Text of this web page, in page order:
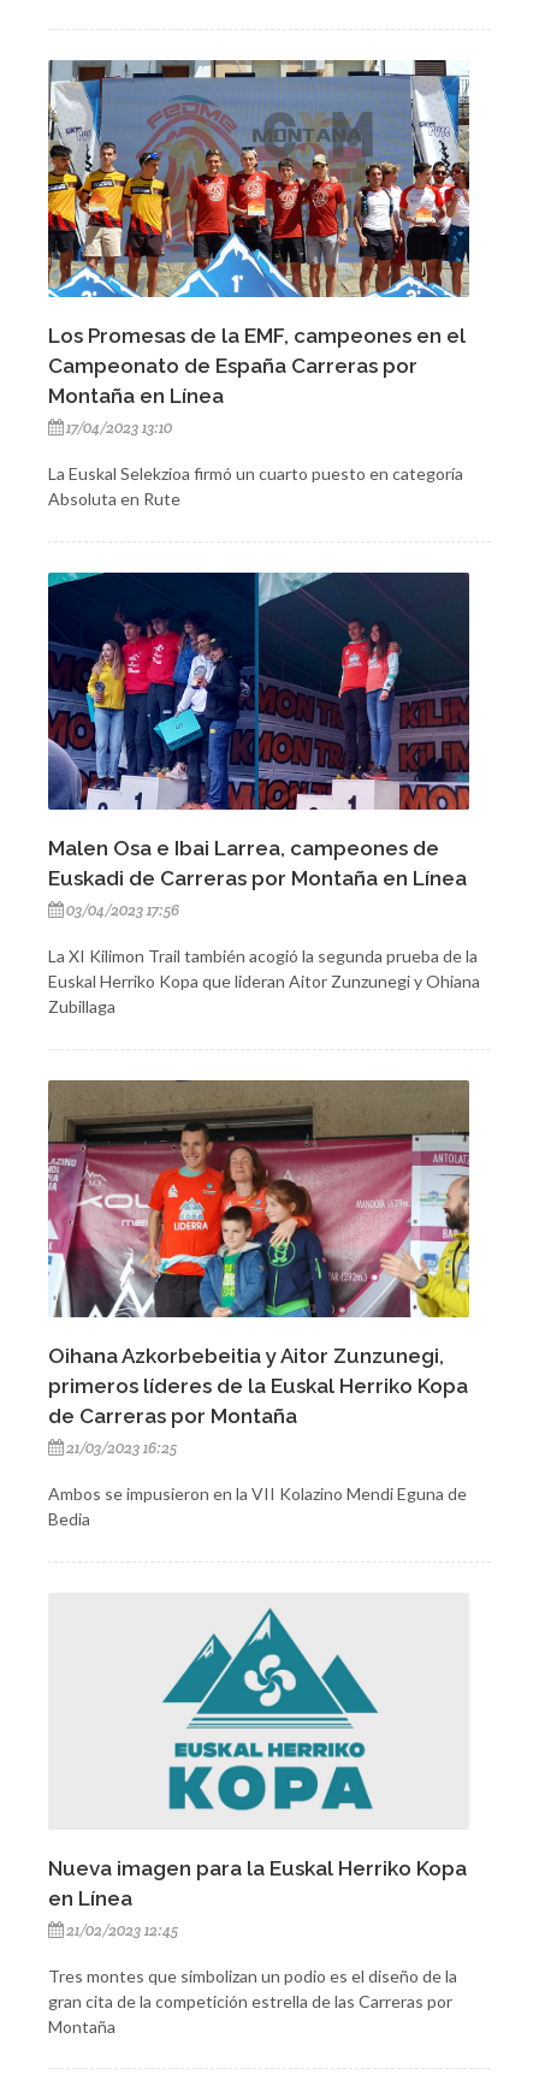
Los Promesas de la EMF, campeones en el
Campeonato de España Carreras por
Montaña en Línea
17/04/2023 13:10
La Euskal Selekzioa firmó un cuarto puesto en categoría
Absoluta en Rute
Malen Osa e Ibai Larrea, campeones de
Euskadi de Carreras por Montaña en Línea
03/04/2023 17:56
La XI Kilimon Trail también acogió la segunda prueba de la
Euskal Herriko Kopa que lideran Aitor Zunzunegi y Ohiana
Zubillaga
Oihana Azkorbebeitia y Aitor Zunzunegi,
primeros líderes de la Euskal Herriko Kopa
de Carreras por Montaña
21/03/2023 16:25
Ambos se impusieron en la VII Kolazino Mendi Eguna de
Bedia
Nueva imagen para la Euskal Herriko Kopa
en Línea
21/02/2023 12:45
Tres montes que simbolizan un podio es el diseño de la
gran cita de la competición estrella de las Carreras por
Montaña